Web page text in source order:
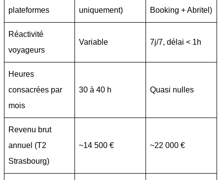
plateformes
uniquement)
Booking + Abritel)
Réactivité
voyageurs
Variable 7j/7, délai < 1h
Heures
consacrées par
mois
30 à 40 h Quasi nulles
Revenu brut
annuel (T2
Strasbourg)
~14 500 € ~22 000 €